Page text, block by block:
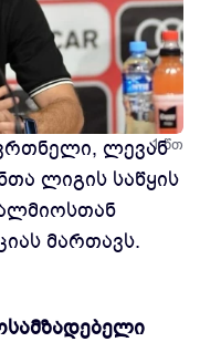
1 წთ
ლევან
ლიგის საწყის
მართავს.